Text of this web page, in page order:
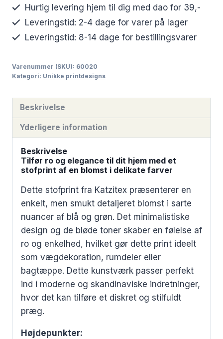
blå
nuancer
Hurtig levering hjem til dig med dao for 39,-
Leveringstid: 2-4 dage for varer på lager
Leveringstid: 8-14 dage for bestillingsvarer
Varenummer (SKU): 60020
Kategori: Unikke printdesigns
Beskrivelse
Yderligere information
Beskrivelse
Tilfør ro og elegance til dit hjem med et
stofprint af en blomst i delikate farver
Dette stofprint fra Katzitex præsenterer en
enkelt, men smukt detaljeret blomst i sarte
nuancer af blå og grøn. Det minimalistiske
design og de bløde toner skaber en følelse af
ro og enkelhed, hvilket gør dette print ideelt
som vægdekoration, rumdeler eller
bagtæppe. Dette kunstværk passer perfekt
ind i moderne og skandinaviske indretninger,
hvor det kan tilføre et diskret og stilfuldt
præg.
Højdepunkter: